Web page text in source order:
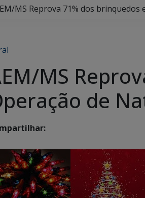
MS Reprova 71% dos
MS
de